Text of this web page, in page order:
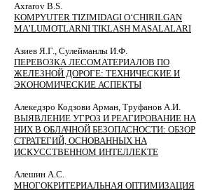
Axrarov B.S.
KOMPYUTER TIZIMIDAGI O‘CHIRILGAN
MA’LUMOTLARNI TIKLASH MASALALARI
Aзиев Я.Г., Сулейманлы И.Ф.
ПЕРЕВОЗКА ЛЕСОМАТЕРИАЛОВ ПО
ЖЕЛЕЗНОЙ ДОРОГЕ: ТЕХНИЧЕСКИЕ И
ЭКОНОМИЧЕСКИЕ АСПЕКТЫ
Алекедзро Кодзови Арман, Труфанов А.И.
ВЫЯВЛЕНИЕ УГРОЗ И РЕАГИРОВАНИЕ НА
НИХ В ОБЛАЧНОЙ БЕЗОПАСНОСТИ: ОБЗОР
СТРАТЕГИЙ, ОСНОВАННЫХ НА
ИСКУССТВЕННОМ ИНТЕЛЛЕКТЕ
Алешин А.С.
МНОГОКРИТЕРИАЛЬНАЯ ОПТИМИЗАЦИЯ